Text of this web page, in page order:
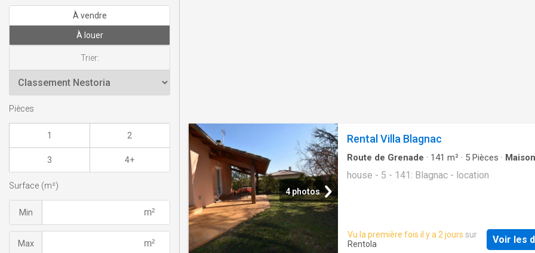
4 photos
Rental Villa Blagnac
Route de Grenade · 141 m² · 5 Pièces · Maison
house - 5 - 141: Blagnac - location
Vu la première fois il y a 2 jours sur
Rentola
Voir les
À vendre
À louer
Trier:
Pièces
1 2
3 4+
Surface (m²)
Min
Max